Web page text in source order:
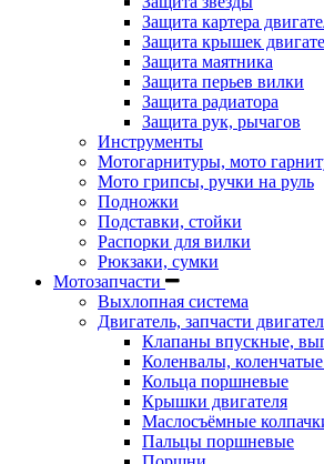
Защита картера
Защита крышек
Защита маятника
Защита перьев вилки
Защита радиатора
Защита рук, рычагов
Инструменты
Мотогарнитуры, мото
Мото грипсы, ручки на руль
Подножки
Подставки, стойки
Распорки для вилки
Рюкзаки, сумки
Мотозапчасти
Выхлопная система
Двигатель, запчасти
Клапаны впускные,
Коленвалы,
Кольца поршневые
Крышки двигателя
Маслосъёмные
Пальцы поршневые